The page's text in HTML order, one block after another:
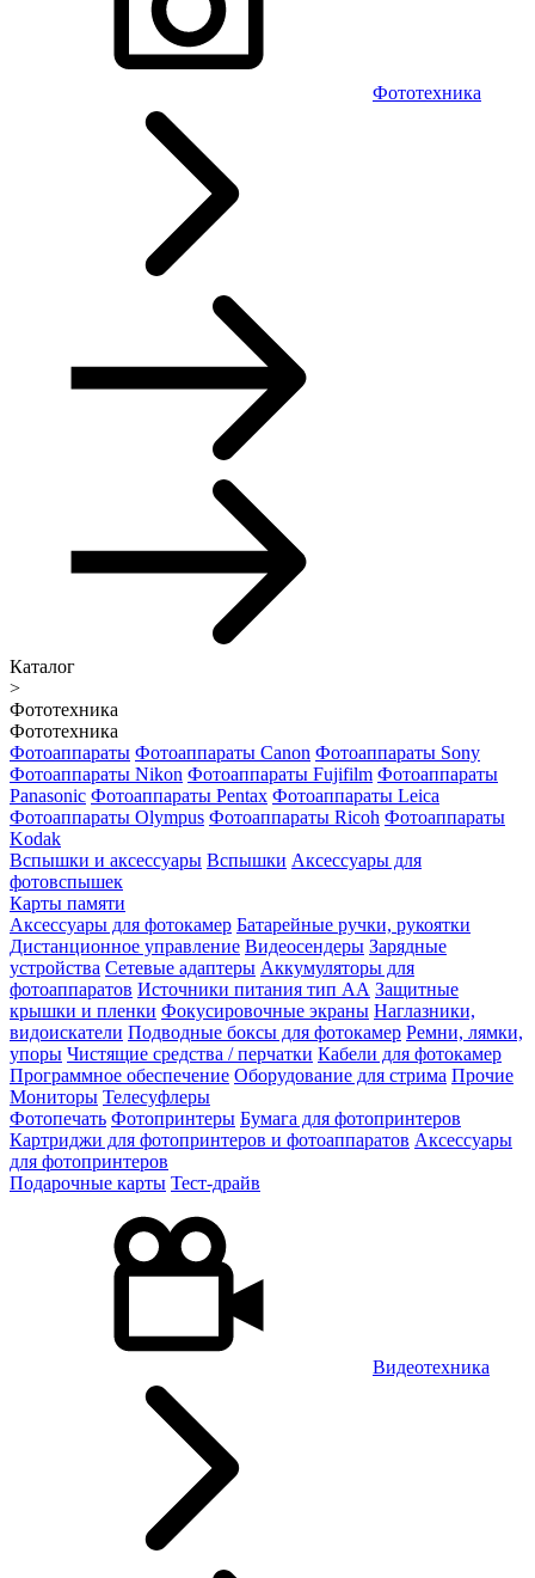
Фототехника
Каталог
>
Фототехника
Фототехника
Фотоаппараты Фотоаппараты Canon Фотоаппараты Sony
Фотоаппараты Nikon Фотоаппараты Fujifilm Фотоаппараты
Panasonic Фотоаппараты Pentax Фотоаппараты Leica
Фотоаппараты Olympus Фотоаппараты Ricoh Фотоаппараты
Kodak
Вспышки и аксессуары Вспышки Аксессуары для
фотовспышек
Карты памяти
Аксессуары для фотокамер Батарейные ручки, рукоятки
Дистанционное управление Видеосендеры Зарядные
устройства Сетевые адаптеры Аккумуляторы для
фотоаппаратов Источники питания тип АА Защитные
крышки и пленки Фокусировочные экраны Наглазники,
видоискатели Подводные боксы для фотокамер Ремни, лямки,
упоры Чистящие средства / перчатки Кабели для фотокамер
Программное обеспечение Оборудование для стрима Прочие
Мониторы Телесуфлеры
Фотопечать Фотопринтеры Бумага для фотопринтеров
Картриджи для фотопринтеров и фотоаппаратов Аксессуары
для фотопринтеров
Подарочные карты Тест-драйв
Видеотехника